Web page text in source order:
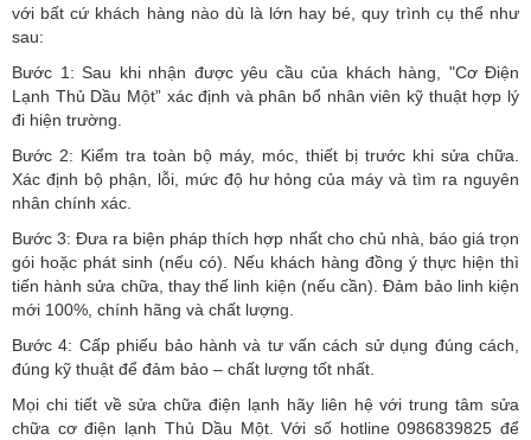
với bất cứ khách hàng nào dù là lớn hay bé, quy trình cụ thể như
sau:
Bước 1: Sau khi nhận được yêu cầu của khách hàng, "Cơ Điện
Lạnh Thủ Dầu Một” xác định và phân bổ nhân viên kỹ thuật hợp lý
đi hiện trường.
Bước 2: Kiểm tra toàn bộ máy, móc, thiết bị trước khi sửa chữa.
Xác định bộ phận, lỗi, mức độ hư hỏng của máy và tìm ra nguyên
nhân chính xác.
Bước 3: Đưa ra biện pháp thích hợp nhất cho chủ nhà, báo giá trọn
gói hoặc phát sinh (nếu có). Nếu khách hàng đồng ý thực hiện thì
tiến hành sửa chữa, thay thế linh kiện (nếu cần). Đảm bảo linh kiện
mới 100%, chính hãng và chất lượng.
Bước 4: Cấp phiếu bảo hành và tư vấn cách sử dụng đúng cách,
đúng kỹ thuật để đảm bảo – chất lượng tốt nhất.
Mọi chi tiết về sửa chữa điện lạnh hãy liên hệ với trung tâm sửa
chữa cơ điện lạnh Thủ Dầu Một. Với số hotline 0986839825 để